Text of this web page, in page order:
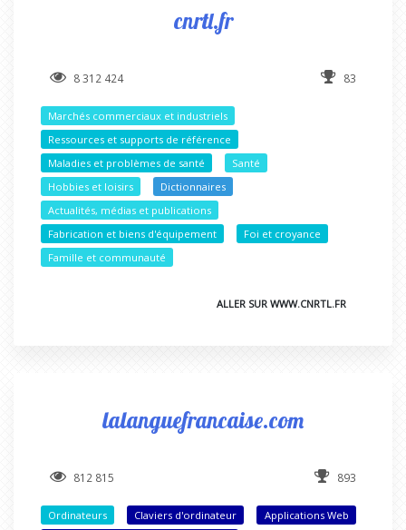
cnrtl.fr
8 312 424 83
Marchés commerciaux et industriels
Ressources et supports de référence
Maladies et problèmes de santé
Santé
Hobbies et loisirs
Dictionnaires
Actualités, médias et publications
Fabrication et biens d'équipement
Foi et croyance
Famille et communauté
ALLER SUR WWW.CNRTL.FR
lalanguefrancaise.com
812 815 893
Ordinateurs Claviers d'ordinateur
Applications Web